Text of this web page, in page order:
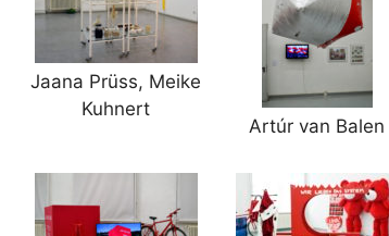
Jaana Prüss, Meike
Kuhnert
Artúr van Balen